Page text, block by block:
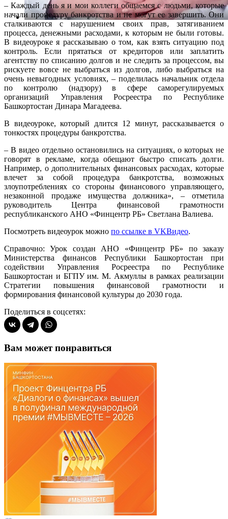
– Каждый день я и мои коллеги общаемся с людьми, которые
начали процедуру банкротства и не могут ее завершить. Они
сталкиваются с нарушением своих прав, затягиванием
процесса, денежными расходами, к которым не были готовы.
В видеоуроке я рассказываю о том, как взять ситуацию под
контроль. Если прятаться от кредиторов или заплатить
агентству по списанию долгов и не следить за процессом, вы
рискуете вовсе не выбраться из долгов, либо выбраться на
очень невыгодных условиях, – поделилась начальник отдела
по контролю (надзору) в сфере саморегулируемых
организаций Управления Росреестра по Республике
Башкортостан Динара Магадеева.
В видеоуроке, который длится 12 минут, рассказывается о
тонкостях процедуры банкротства.
– В видео отдельно остановились на ситуациях, о которых не
говорят в рекламе, когда обещают быстро списать долги.
Например, о дополнительных финансовых расходах, которые
влечет за собой процедура банкротства, возможных
злоупотреблениях со стороны финансового управляющего,
незаконной продаже имущества должника», – отметила
руководитель Центра финансовой грамотности
республиканского АНО «Финцентр РБ» Светлана Валиева.
Посмотреть видеоурок можно по ссылке в VKВидео.
Справочно: Урок создан АНО «Финцентр РБ» по заказу
Министерства финансов Республики Башкортостан при
содействии Управления Росреестра по Республике
Башкортостан и БГПУ им. М. Акмуллы в рамках реализации
Стратегии повышения финансовой грамотности и
формирования финансовой культуры до 2030 года.
Поделиться в соцсетях:
Вам может понравиться